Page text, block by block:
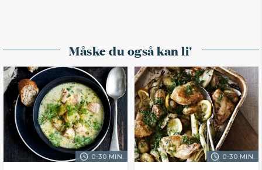
Måske du også kan li'
0-30 MIN. 0-30 MIN.